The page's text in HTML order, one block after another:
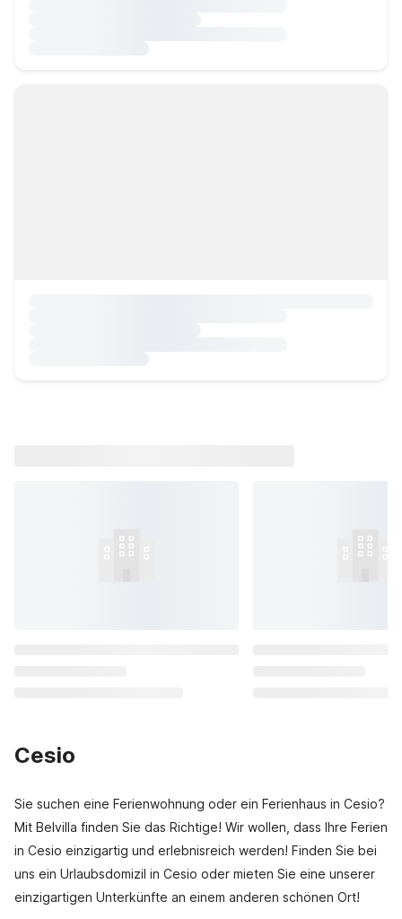
Cesio
Sie suchen eine Ferienwohnung oder ein Ferienhaus in Cesio?
Mit Belvilla finden Sie das Richtige! Wir wollen, dass Ihre Ferien
in Cesio einzigartig und erlebnisreich werden! Finden Sie bei
uns ein Urlaubsdomizil in Cesio oder mieten Sie eine unserer
einzigartigen Unterkünfte an einem anderen schönen Ort!